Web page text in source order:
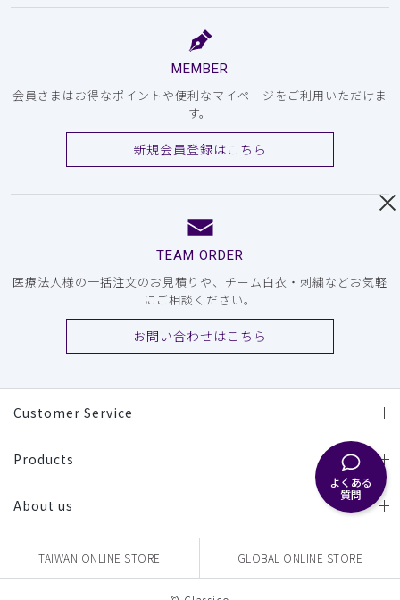
よくある
質問
MEMBER
会員さまはお得なポイントや便利なマイページをご利用いただけま
す。
新規会員登録はこちら
TEAM ORDER
医療法人様の一括注文のお見積りや、チーム白衣・刺繍などお気軽
にご相談ください。
お問い合わせはこちら
Customer Service
Products
About us
TAIWAN ONLINE STORE GLOBAL ONLINE STORE